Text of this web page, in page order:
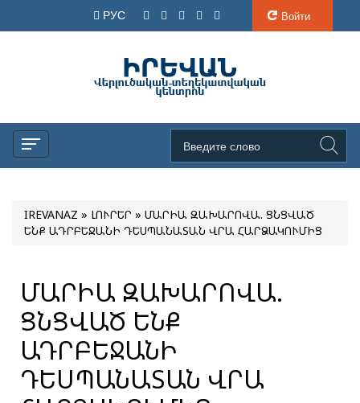
РУС Войти
IREVANAZ » ԼՈՒՐԵՐ » ՄԱՐԻԱ ԶԱԽԱՐՈՎԱ. ՑՆՑՎԱԾ
ԵՆՔ ԱԴՐԲԵՋԱՆԻ ԴԵՍՊԱՆԱՏԱՆ ՎՐԱ ՀԱՐՁԱԿՈՒՄԻՑ
ՄԱՐԻԱ ԶԱԽԱՐՈՎԱ.
ՑՆՑՎԱԾ ԵՆՔ
ԱԴՐԲԵՋԱՆԻ
ԴԵՍՊԱՆԱՏԱՆ ՎՐԱ